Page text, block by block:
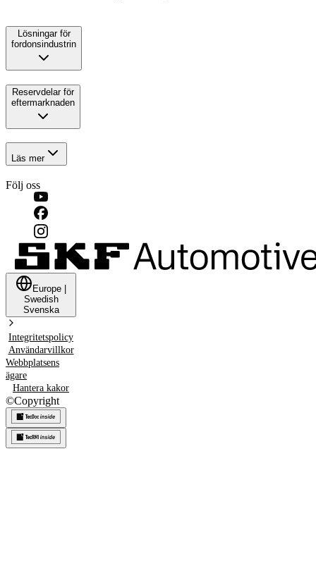
Lösningar för
fordonsindustrin
Reservdelar för
eftermarknaden
Läs mer
Följ oss
Europe
Swedish
Svenska
Integritetspolicy
Användarvillkor
Webbplatsens
ägare
Hantera kakor
©Copyright